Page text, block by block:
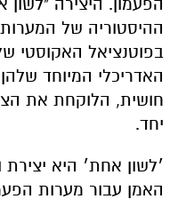
חושית, הלוקחת את
יחד.
׳לשון אחת׳ היא יצירת
האמן עבור מערות
במרכזה יצירה